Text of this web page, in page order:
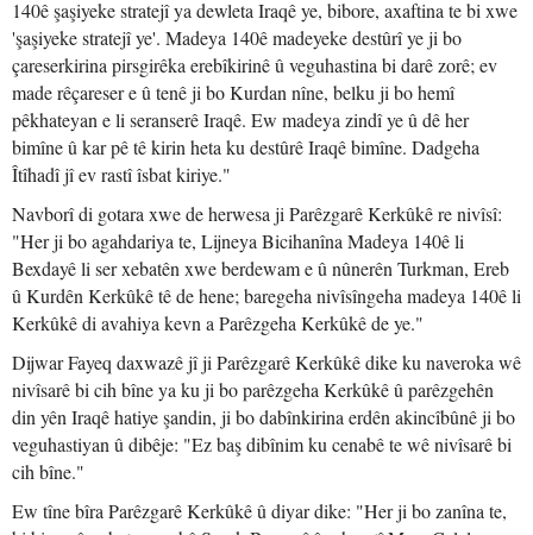
140ê şaşiyeke stratejî ya dewleta Iraqê ye, bibore, axaftina te bi xwe
'şaşiyeke stratejî ye'. Madeya 140ê madeyeke destûrî ye ji bo
çareserkirina pirsgirêka erebîkirinê û veguhastina bi darê zorê; ev
made rêçareser e û tenê ji bo Kurdan nîne, belku ji bo hemî
pêkhateyan e li seranserê Iraqê. Ew madeya zindî ye û dê her
bimîne û kar pê tê kirin heta ku destûrê Iraqê bimîne. Dadgeha
Îtîhadî jî ev rastî îsbat kiriye."
Navborî di gotara xwe de herwesa ji Parêzgarê Kerkûkê re nivîsî:
"Her ji bo agahdariya te, Lijneya Bicihanîna Madeya 140ê li
Bexdayê li ser xebatên xwe berdewam e û nûnerên Turkman, Ereb
û Kurdên Kerkûkê tê de hene; baregeha nivîsîngeha madeya 140ê li
Kerkûkê di avahiya kevn a Parêzgeha Kerkûkê de ye."
Dijwar Fayeq daxwazê jî ji Parêzgarê Kerkûkê dike ku naveroka wê
nivîsarê bi cih bîne ya ku ji bo parêzgeha Kerkûkê û parêzgehên
din yên Iraqê hatiye şandin, ji bo dabînkirina erdên akincîbûnê ji bo
veguhastiyan û dibêje: "Ez baş dibînim ku cenabê te wê nivîsarê bi
cih bîne."
Ew tîne bîra Parêzgarê Kerkûkê û diyar dike: "Her ji bo zanîna te,